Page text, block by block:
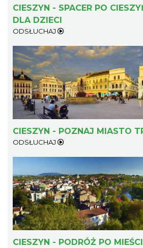
Ślad. Litera. Piksel. Wystawa
lecia Muzeum Drukarstwa w
Cieszyn
0.32 km
Cieszyn
0.41 km
CIESZYN - SPACER PO
DLA DZIECI
ODSŁUCHAJ
CIESZYN - POZNAJ MIASTO
ODSŁUCHAJ
CIESZYN - PODRÓŻ PO